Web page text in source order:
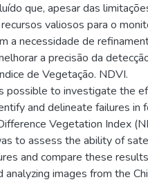
que, apesar das
valiosos para o
a necessidade de
a precisão da
de Vegetação. NDVI.
possible to investigate the
and delineate failures in
Vegetation Index
to assess the ability of
and compare these
images from the